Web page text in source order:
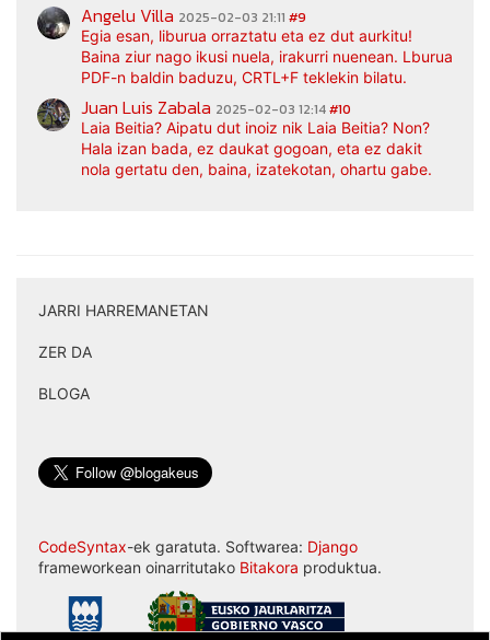
Angelu Villa 2025-02-03 21:11 #9
Egia esan, liburua orraztatu eta ez dut aurkitu!
Baina ziur nago ikusi nuela, irakurri nuenean. Lburua
PDF-n baldin baduzu, CRTL+F teklekin bilatu.
Juan Luis Zabala 2025-02-03 12:14#10
Laia Beitia? Aipatu dut inoiz nik Laia Beitia? Non?
Hala izan bada, ez daukat gogoan, eta ez dakit
nola gertatu den, baina, izatekotan, ohartu gabe.
JARRI HARREMANETAN
ZER DA
BLOGA
CodeSyntax-ek garatuta. Softwarea: Django
frameworkean oinarritutako Bitakora produktua.